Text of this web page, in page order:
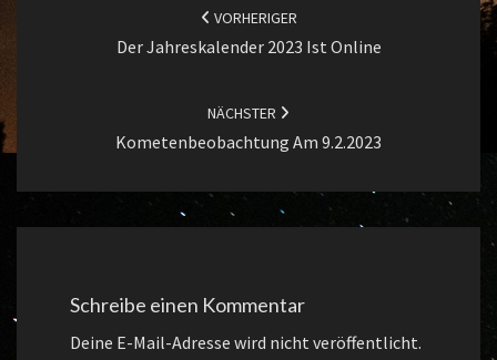
VORHERIGER
Der Jahreskalender 2023 Ist Online
NÄCHSTER
Kometenbeobachtung Am 9.2.2023
Schreibe einen Kommentar
Deine E-Mail-Adresse wird nicht veröffentlicht.